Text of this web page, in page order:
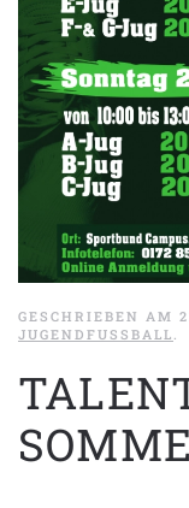
GESCHRIEBEN AM
JUGENDFUSSBALL
.